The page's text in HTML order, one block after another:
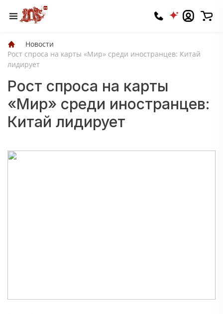
Новости
Рост спроса на карты «Мир» среди иностранцев: Китай
лидирует
Рост спроса на карты
«Мир» среди иностранцев:
Китай лидирует